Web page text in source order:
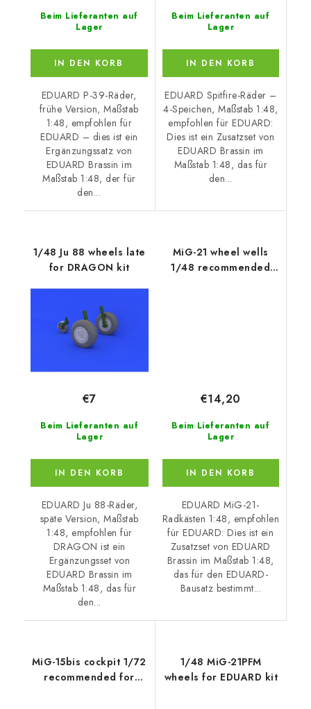
Beim Lieferanten auf
Lager
IN DEN KORB
EDUARD P-39-Räder,
frühe Version, Maßstab
1:48, empfohlen für
EDUARD – dies ist ein
Ergänzungssatz von
EDUARD Brassin im
Maßstab 1:48, der für
den...
Beim Lieferanten auf
Lager
IN DEN KORB
EDUARD Spitfire-Räder –
4-Speichen, Maßstab 1:48,
empfohlen für EDUARD:
Dies ist ein Zusatzset von
EDUARD Brassin im
Maßstab 1:48, das für
den...
1/48 Ju 88 wheels late
for DRAGON kit
Beim Lieferanten auf
Lager
€7
IN DEN KORB
EDUARD Ju 88-Räder,
späte Version, Maßstab
1:48, empfohlen für
DRAGON ist ein
Ergänzungsset von
EDUARD Brassin im
Maßstab 1:48, das für
den...
MiG-21 wheel wells
1/48 recommended
Beim Lieferanten auf
Lager
€14,20
IN DEN KORB
EDUARD MiG-21-
Radkästen 1:48, empfohlen
für EDUARD: Dies ist ein
Zusatzset von EDUARD
Brassin im Maßstab 1:48,
das für den EDUARD-
Bausatz bestimmt...
MiG-15bis cockpit 1/72
recommended for
1/48 MiG-21PFM
wheels for EDUARD kit